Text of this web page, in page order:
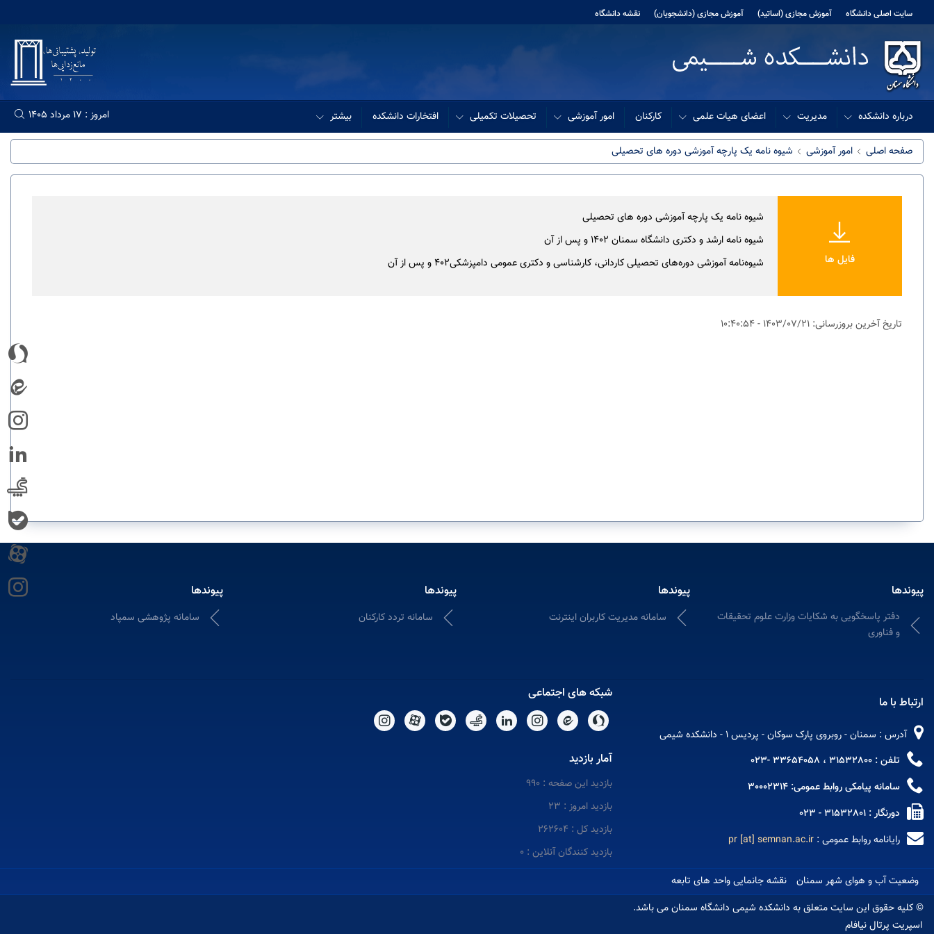
سایت اصلی دانشگاه آموزش مجازی (اساتید) آموزش مجازی (دانشجویان) نقشه دانشگاه
درباره دانشکده مدیریت اعضای هیات علمی کارکنان امور آموزشی تحصیلات تکمیلی افتخارات دانشکده بیشتر امروز : 17 مرداد 1405
صفحه اصلی امور آموزشی شیوه نامه یک پارچه آموزشی دوره های تحصیلی
فایل ها
شیوه نامه یک پارچه آموزشی دوره های تحصیلی
شیوه نامه ارشد و دکتری دانشگاه سمنان 1402 و پس از آن
شیوه‌نامه آموزشی دوره‌های تحصیلی کاردانی، کارشناسی و دکتری عمومی دامپزشکی402 و پس از آن
تاریخ آخرین بروزرسانی: 1403/07/21 - 10:40:54
پیوندها
دفتر پاسخگویی به شکایات وزارت علوم تحقیقات
و فناوری
پیوندها
سامانه مدیریت کاربران اینترنت
پیوندها
سامانه تردد کارکنان
پیوندها
سامانه پژوهشی سمپاد
ارتباط با ما
آدرس : سمنان - روبروی پارک سوکان - پردیس 1 - دانشکده شیمی
تلفن : 31532800 ، 33654058 -023
سامانه پیامکی روابط عمومی: 30002314
دورنگار : 31532801 - 023
رایانامه روابط عمومی : pr [at] semnan.ac.ir
شبکه های اجتماعی
آمار بازدید
بازدید این صفحه : 990
بازدید امروز : 23
بازدید کل : 262604
بازدید کنندگان آنلاین : 0
وضعیت آب و هوای شهر سمنان
نقشه جانمایی واحد های تابعه
© کلیه حقوق این سایت متعلق به دانشکده شیمی دانشگاه سمنان می باشد.
اسپریت پرتال نیافام